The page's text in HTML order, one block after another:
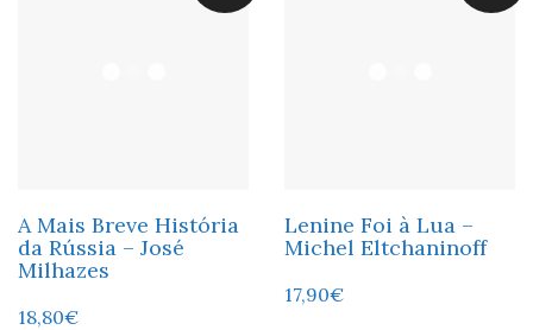
A Mais Breve História
da Rússia – José
Milhazes
18,80€
Lenine Foi à Lua –
Michel Eltchaninoff
17,90€